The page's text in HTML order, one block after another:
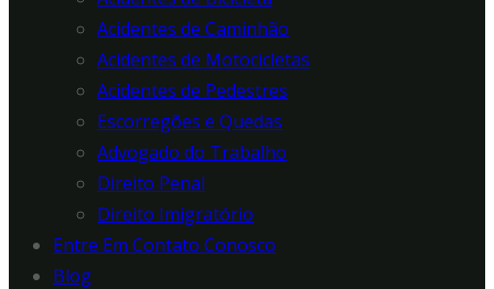
Acidentes de Caminhão
Acidentes de Motocicletas
Acidentes de Pedestres
Escorregões e Quedas
Advogado do Trabalho
Direito Penal
Direito Imigratório
Entre Em Contato Conosco
Blog